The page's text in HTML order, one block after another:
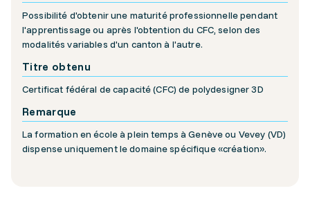
Possibilité d'obtenir une maturité professionnelle pendant
l'apprentissage ou après l'obtention du CFC, selon des
modalités variables d'un canton à l'autre.
Titre obtenu
Certificat fédéral de capacité (CFC) de polydesigner 3D
Remarque
La formation en école à plein temps à Genève ou Vevey (VD)
dispense uniquement le domaine spécifique «création».